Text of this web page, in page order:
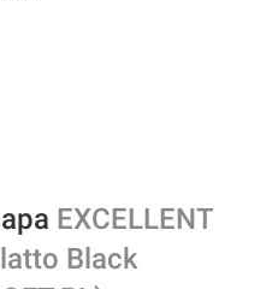
EXCELLENT
Black